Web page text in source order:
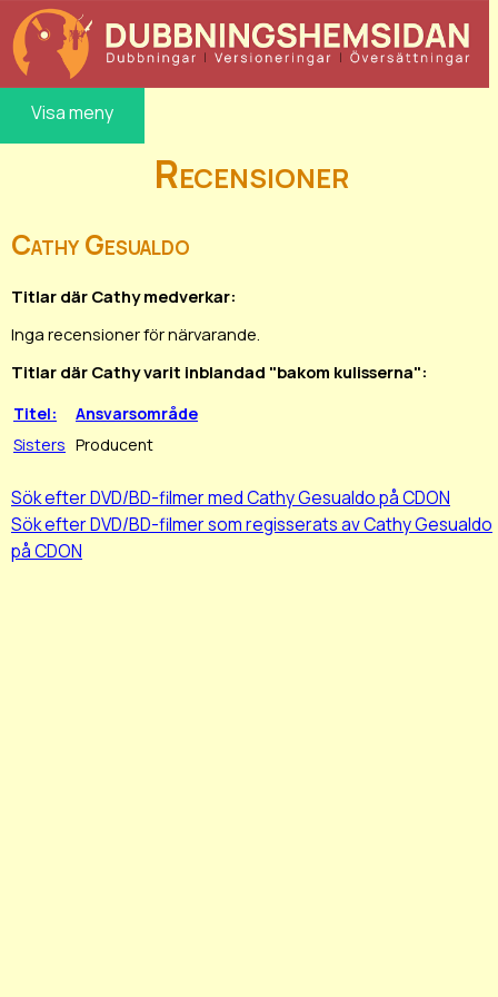
Visa meny
Recensioner
Cathy Gesualdo
Titlar där Cathy medverkar:
Inga recensioner för närvarande.
Titlar där Cathy varit inblandad "bakom kulisserna":
Titel:
Ansvarsområde
Sisters Producent
Sök efter DVD/BD-filmer med Cathy Gesualdo på CDON
Sök efter DVD/BD-filmer som regisserats av Cathy Gesualdo
på CDON